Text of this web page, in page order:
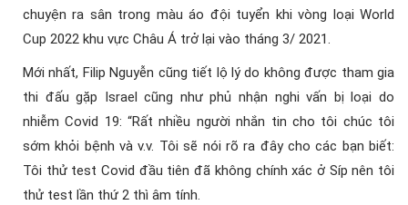
chuyện ra sân trong màu áo đội tuyển khi vòng loại World
Cup 2022 khu vực Châu Á trở lại vào tháng 3/ 2021.
Mới nhất, Filip Nguyễn cũng tiết lộ lý do không được tham gia
thi đấu gặp Israel cũng như phủ nhận nghi vấn bị loại do
nhiễm Covid 19: “Rất nhiều người nhắn tin cho tôi chúc tôi
sớm khỏi bệnh và v.v. Tôi sẽ nói rõ ra đây cho các bạn biết:
Tôi thử test Covid đầu tiên đã không chính xác ở Síp nên tôi
thử test lần thứ 2 thì âm tính.